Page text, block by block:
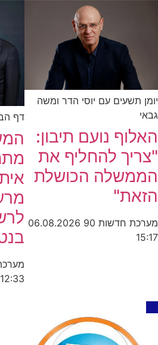
יומן תשעים עם יוסי הדר ומשה
גבאי
האלוף נועם תיבון:
"צריך להחליף את
הממשלה הכושלת
הזאת"
מערכת חדשות 90
06.08.2026
15:17
דף
12:33